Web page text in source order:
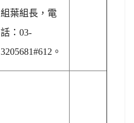
組葉組長，電
話：03-
3205681#612。